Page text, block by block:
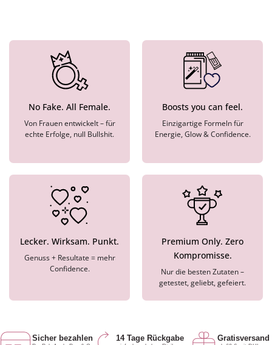
No Fake. All Female.
Von Frauen entwickelt – für
echte Erfolge, null Bullshit.
Boosts you can feel.
Einzigartige Formeln für
Energie, Glow & Confidence.
Lecker. Wirksam. Punkt.
Genuss + Resultate = mehr
Confidence.
Premium Only. Zero
Kompromisse.
Nur die besten Zutaten –
getestet, geliebt, gefeiert.